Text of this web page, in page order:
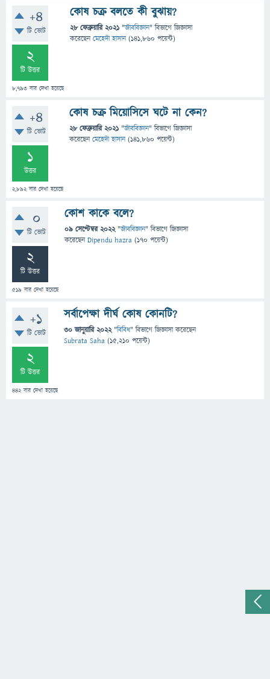
+4
টি ভোট
2
টি উত্তর
8,793 বার দেখা হয়েছে
কোষ চক্র বলতে কী বুঝায়?
28 ফেব্রুয়ারি 2021 "জীববিজ্ঞান" বিভাগে জিজ্ঞাসা
করেছেনমেহেদী হাসান (141,860 পয়েন্ট)
+4
টি ভোট
1
উত্তর
2,892বার দেখা হয়েছে
কোষ চক্র মিয়োসিসে ঘটে না কেন?
28 ফেব্রুয়ারি 2021 "জীববিজ্ঞান" বিভাগে জিজ্ঞাসা
করেছেনমেহেদী হাসান (141,860 পয়েন্ট)
0
টি ভোট
2
টি উত্তর
519 বার দেখা হয়েছে
কোশ কাকে বলে?
09 সেপ্টেম্বর 2022 "জীববিজ্ঞান" বিভাগে জিজ্ঞাসা
করেছেনDipendu hazra (170 পয়েন্ট)
+1
টি ভোট
2
টি উত্তর
442বার দেখা হয়েছে
সর্বাপেক্ষা দীর্ঘ কোষ কোনটি?
30 জানুয়ারি 2022 "বিবিধ" বিভাগে জিজ্ঞাসাকরেছেন
Subrata Saha (15,210 পয়েন্ট)